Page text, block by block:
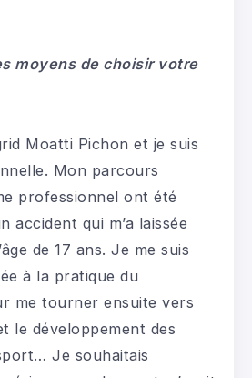
moyens de choisir votre
Moatti Pichon et je suis
Mon parcours
professionnel ont été
accident qui m’a laissée
de 17 ans. Je me suis
à la pratique du
me tourner ensuite vers
le développement des
Je souhaitais